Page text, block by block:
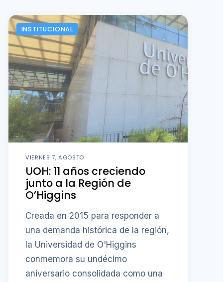
INSTITUCIONAL
VIERNES 7, AGOSTO
UOH: 11 años creciendo
junto a la Región de
O’Higgins
Creada en 2015 para responder a
una demanda histórica de la región,
la Universidad de O'Higgins
conmemora su undécimo
aniversario consolidada como una